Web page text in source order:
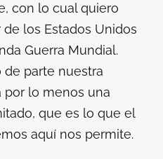
con lo cual quiero
los Estados Unidos
Guerra Mundial.
de parte nuestra
lo menos una
que es lo que el
aquí nos permite.